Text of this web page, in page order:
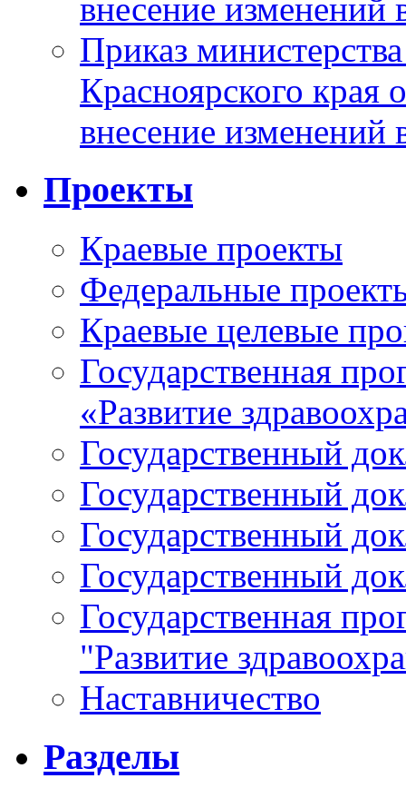
внесение изменений
Приказ
Красноярского
внесение изменений
Проекты
Краевые проекты
Федеральные
Краевые целевые
Государственная
«Развитие
Государственный
Государственный
Государственный
Государственный
Государственная
"Развитие
Наставничество
Разделы